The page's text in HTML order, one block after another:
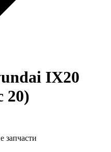
IX20
20)
запчасти